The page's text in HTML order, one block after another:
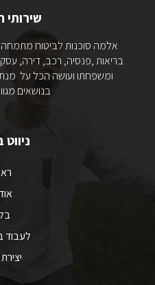
שירותי
אלמה סוכנות לביטוח מתמחה
בריאות ,פנסיה, רכב, דירה,
ומשפחתו ועושה הכל על
בנושאים